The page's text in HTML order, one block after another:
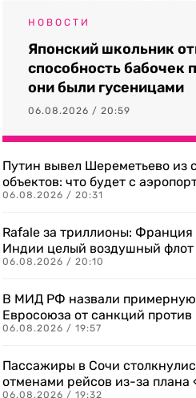
НОВОСТИ
Японский школьник
способность бабочек
они были гусеницами
06.08.2026 / 20:59
Путин вывел Шереметьево из
объектов: что будет с
06.08.2026 / 20:31
Rafale за триллионы: Франция
Индии целый воздушный флот
06.08.2026 / 20:10
В МИД РФ назвали примерную
Евросоюза от санкций против
06.08.2026 / 19:57
Пассажиры в Сочи
отменами рейсов из-за плана
06.08.2026 / 19:32